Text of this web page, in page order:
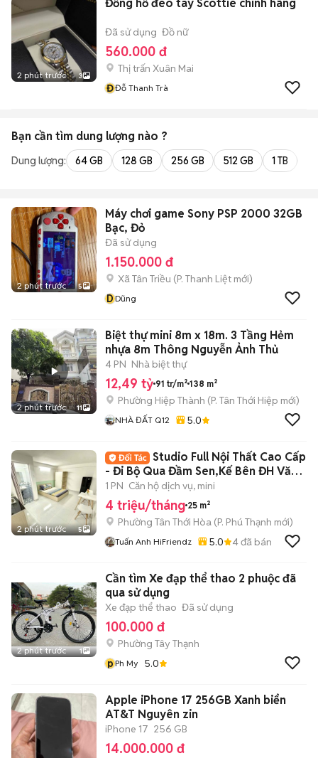
2 phút trước 3
Đồng hồ đeo tay Scottie chính hãng
Đã sử dụng Đồ nữ
560.000 đ
Thị trấn Xuân Mai
ĐĐỗ Thanh Trà
Bạn cần tìm dung lượng nào ?
Dung lượng: 64 GB 128 GB 256 GB 512 GB 1 TB
2 phút trước 5
Máy chơi game Sony PSP 2000 32GB
Bạc, Đỏ
Đã sử dụng
1.150.000 đ
Xã Tân Triều (P. Thanh Liệt mới)
DDũng
2 phút trước 11
Biệt thự mini 8m x 18m. 3 Tầng Hẻm
nhựa 8m Thông Nguyễn Ảnh Thủ
4 PN Nhà biệt thự
12,49 tỷ 91 tr/m² 138 m²
Phường Hiệp Thành (P. Tân Thới Hiệp mới)
NHÀ ĐẤT Q12 5.0
2 phút trước 5
Studio Full Nội Thất Cao Cấp
- Đi Bộ Qua Đầm Sen,Kế Bên ĐH Văn
Hiến
1 PN Căn hộ dịch vụ, mini
4 triệu/tháng 25 m²
Phường Tân Thới Hòa (P. Phú Thạnh mới)
Tuấn Anh HiFriendz 5.0 4đã bán
2 phút trước 1
Cần tìm Xe đạp thể thao 2 phuộc đã
qua sử dụng
Xe đạp thể thao Đã sử dụng
100.000 đ
Phường Tây Thạnh
pPh My 5.0
Apple iPhone 17 256GB Xanh biển
AT&T Nguyên zin
iPhone 17 256 GB
14.000.000 đ